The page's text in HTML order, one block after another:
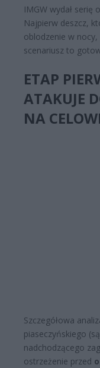
IMGW wydał serię
Najpierw deszcz,
oblodzenie w
scenariusz to
ETAP
ATAKUJE
NA
Szczegółowa
piaseczyńskiego
nadchodzącego
ostrzeżenie przed